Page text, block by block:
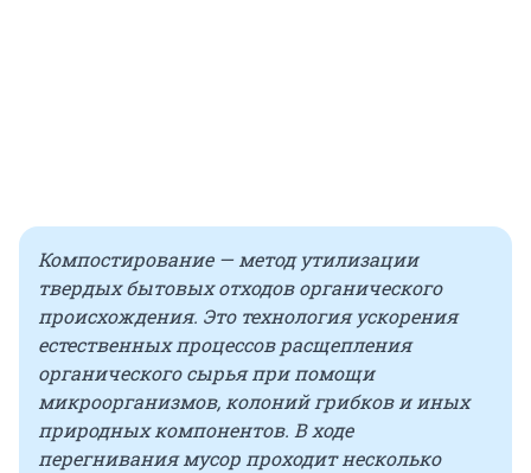
Компостирование — метод утилизации
твердых бытовых отходов органического
происхождения. Это технология ускорения
естественных процессов расщепления
органического сырья при помощи
микроорганизмов, колоний грибков и иных
природных компонентов. В ходе
перегнивания мусор проходит несколько